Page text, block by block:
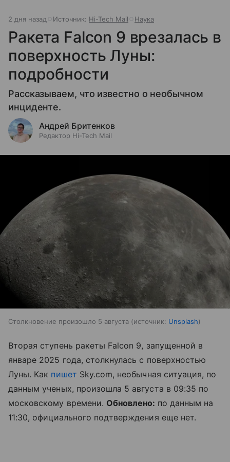
2 дня назад Источник: Hi-Tech Mail Наука
Ракета Falcon 9 врезалась в
поверхность Луны:
подробности
Рассказываем, что известно о необычном
инциденте.
Андрей Бритенков
Редактор Hi-Tech Mail
Столкновение произошло 5 августа источник: Unsplash
Вторая ступень ракеты Falcon 9, запущенной в
январе 2025 года, столкнулась с поверхностью
Луны. Как пишет Sky.com, необычная ситуация, по
данным ученых, произошла 5 августа в 09:35 по
московскому времени. Обновлено: по данным на
11:30, официального подтверждения еще нет.